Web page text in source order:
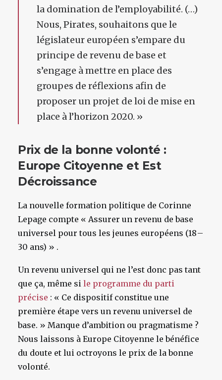
la domination de l’employabilité. (…)
Nous, Pirates, souhaitons que le
législateur européen s’empare du
principe de revenu de base et
s’engage à mettre en place des
groupes de réflexions afin de
proposer un projet de loi de mise en
place à l’horizon 2020. »
Prix de la bonne volonté :
Europe Citoyenne et Est
Décroissance
La nouvelle formation politique de Corinne
Lepage compte « Assurer un revenu de base
universel pour tous les jeunes européens (18 –
30 ans) » .
Un revenu universel qui ne l’est donc pas tant
que ça, même si le programme du parti
précise : « Ce dispositif constitue une
première étape vers un revenu universel de
base. » Manque d’ambition ou pragmatisme ?
Nous laissons à Europe Citoyenne le bénéfice
du doute et lui octroyons le prix de la bonne
volonté.